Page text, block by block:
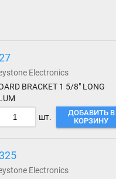
Electronics
BRACKET 1 5/8" LONG
шт.
ДОБАВИТЬ В
КОРЗИНУ
Electronics